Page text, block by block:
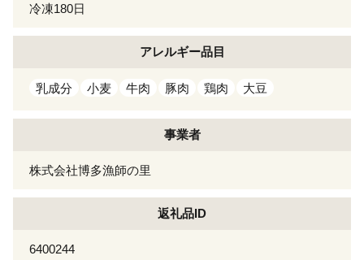
冷凍180日
アレルギー品目
乳成分 小麦 牛肉 豚肉 鶏肉 大豆
事業者
株式会社博多漁師の里
返礼品ID
6400244